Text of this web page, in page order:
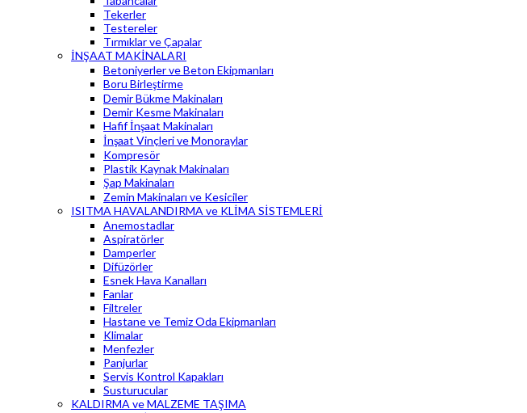
Tekerler
Testereler
Tırmıklar ve Çapalar
İNŞAAT MAKİNALARI
Betoniyerler ve Beton Ekipmanları
Boru Birleştirme
Demir Bükme Makinaları
Demir Kesme Makinaları
Hafif İnşaat Makinaları
İnşaat Vinçleri ve Monoraylar
Kompresör
Plastik Kaynak Makinaları
Şap Makinaları
Zemin Makinaları ve Kesiciler
ISITMA HAVALANDIRMA ve KLİMA SİSTEMLERİ
Anemostadlar
Aspiratörler
Damperler
Difüzörler
Esnek Hava Kanalları
Fanlar
Filtreler
Hastane ve Temiz Oda Ekipmanları
Klimalar
Menfezler
Panjurlar
Servis Kontrol Kapakları
Susturucular
KALDIRMA ve MALZEME TAŞIMA